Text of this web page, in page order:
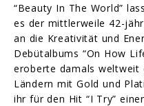
“Beauty In The World”
es der mittlerweile 42-
an die Kreativität und
Debütalbums “On How
eroberte damals weltweit
Ländern mit Gold und
ihr für den Hit “I Try”